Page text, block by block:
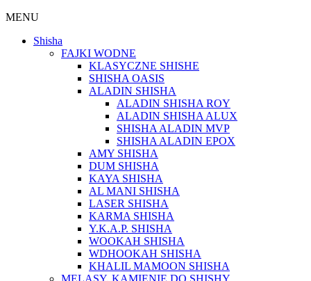
MENU
Shisha
FAJKI WODNE
KLASYCZNE SHISHE
SHISHA OASIS
ALADIN SHISHA
ALADIN SHISHA ROY
ALADIN SHISHA ALUX
SHISHA ALADIN MVP
SHISHA ALADIN EPOX
AMY SHISHA
DUM SHISHA
KAYA SHISHA
AL MANI SHISHA
LASER SHISHA
KARMA SHISHA
Y.K.A.P. SHISHA
WOOKAH SHISHA
WDHOOKAH SHISHA
KHALIL MAMOON SHISHA
MELASY, KAMIENIE DO SHISHY